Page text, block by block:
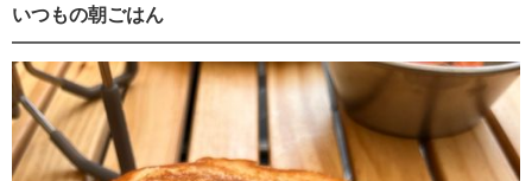
いつもの朝ごはん